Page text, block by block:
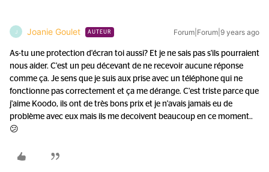
J Joanie Goulet AUTEUR Forum|Forum|9 years ago
As-tu une protection d'écran toi aussi? Et je ne sais pas s'ils pourraient
nous aider. C'est un peu décevant de ne recevoir aucune réponse
comme ça. Je sens que je suis aux prise avec un téléphone qui ne
fonctionne pas correctement et ça me dérange. C'est triste parce que
j'aime Koodo, ils ont de très bons prix et je n'avais jamais eu de
problème avec eux mais ils me decoivent beaucoup en ce moment..
😕